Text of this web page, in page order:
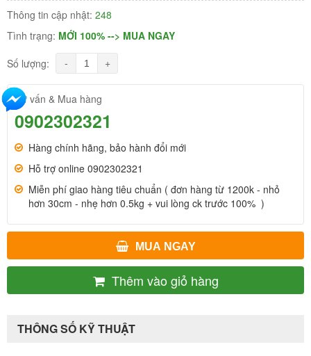
Thông tin cập nhật: 248
Tình trạng: MỚI 100% --> MUA NGAY
Số lượng:
- +
Tư vấn & Mua hàng
0902302321
Hàng chính hãng, bảo hành đổi mới
Hỗ trợ online 0902302321
Miễn phí giao hàng tiêu chuẩn ( đơn hàng từ 1200k - nhỏ
hơn 30cm - nhẹ hơn 0.5kg + vui lòng ck trước 100% )
MUA NGAY
Thêm vào giỏ hàng
THÔNG SỐ KỸ THUẬT